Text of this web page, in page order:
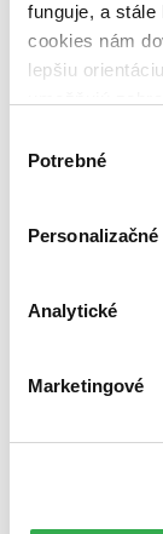
funguje, a
cookies nám
lepšiu
keby sme
súhlasu
Potrebné
Personalizačné
Analytické
Marketingové
Zoradiť
Top hodnotené
Najlacnejšie